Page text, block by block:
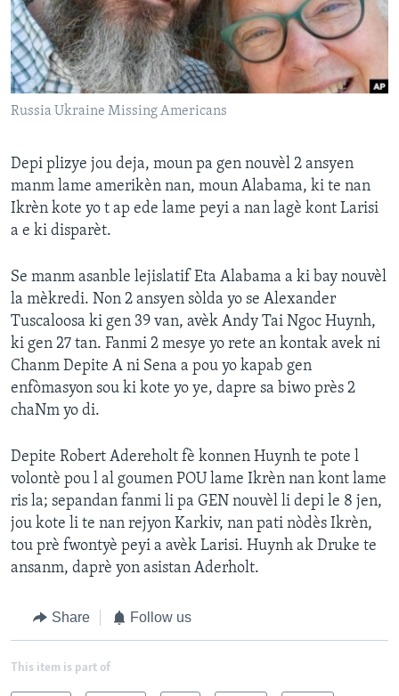
Languages
Russia Ukraine Missing Americans
Depi plizye jou deja, moun pa gen nouvèl 2 ansyen
manm lame amerikèn nan, moun Alabama, ki te nan
Ikrèn kote yo t ap ede lame peyi a nan lagè kont Larisi
a e ki disparèt.
Se manm asanble lejislatif Eta Alabama a ki bay nouvèl
la mèkredi. Non 2 ansyen sòlda yo se Alexander
Tuscaloosa ki gen 39 van, avèk Andy Tai Ngoc Huynh,
ki gen 27 tan. Fanmi 2 mesye yo rete an kontak avek ni
Chanm Depite A ni Sena a pou yo kapab gen
enfòmasyon sou ki kote yo ye, dapre sa biwo près 2
chaNm yo di.
Depite Robert Adereholt fè konnen Huynh te pote l
volontè pou l al goumen POU lame Ikrèn nan kont lame
ris la; sepandan fanmi li pa GEN nouvèl li depi le 8 jen,
jou kote li te nan rejyon Karkiv, nan pati nòdès Ikrèn,
tou prè fwontyè peyi a avèk Larisi. Huynh ak Druke te
ansanm, daprè yon asistan Aderholt.
Share Follow us
This item is part of